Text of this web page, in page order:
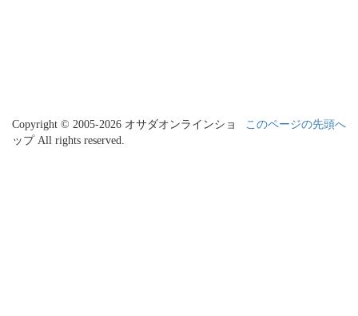
このページの先頭へ
Copyright © 2005-2026 オサダオンラインショ
ップ All rights reserved.